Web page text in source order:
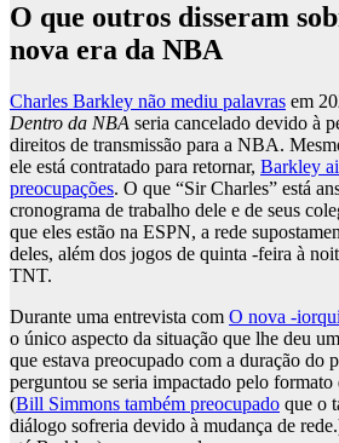
O que outros disseram
nova era da NBA
Charles Barkley não mediu palavras em
Dentro da NBA seria cancelado devido à
direitos de transmissão para a NBA.
ele está contratado para retornar, Barkley
preocupações. O que “Sir Charles” está
cronograma de trabalho dele e de seus
que eles estão na ESPN, a rede
deles, além dos jogos de quinta -feira à
TNT.
Durante uma entrevista com O nova -
o único aspecto da situação que lhe deu
que estava preocupado com a duração do
perguntou se seria impactado pelo formato
(Bill Simmons também preocupado que o
diálogo sofreria devido à mudança de